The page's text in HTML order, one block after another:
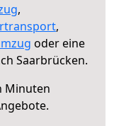
,
,
oder eine
Saarbrücken.
Minuten